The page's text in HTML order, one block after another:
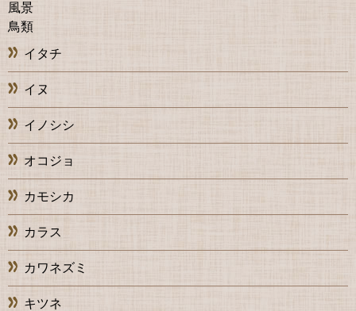
風景
鳥類
イタチ
イヌ
イノシシ
オコジョ
カモシカ
カラス
カワネズミ
キツネ